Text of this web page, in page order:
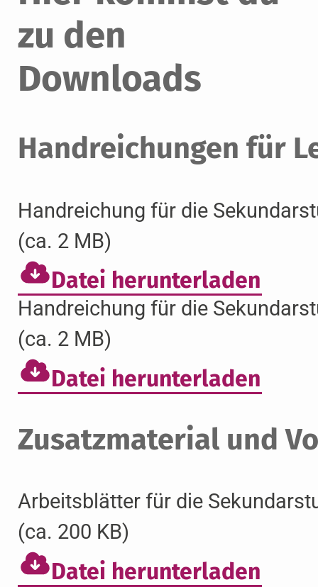
zu den
Downloads
Handreichungen für
Handreichung für die
(ca. 2 MB)
Datei herunterladen
Handreichung für die
(ca. 2 MB)
Datei herunterladen
Zusatzmaterial und
Arbeitsblätter für die
(ca. 200 KB)
Datei herunterladen